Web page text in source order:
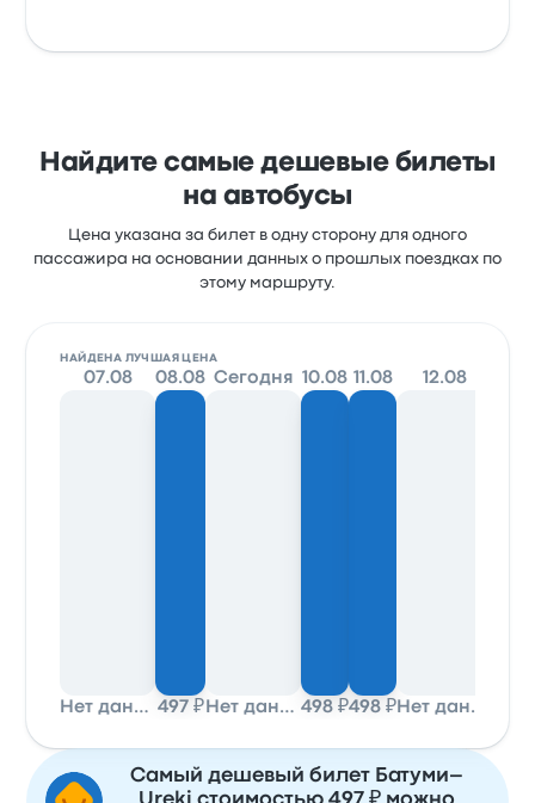
Найдите самые дешевые билеты
на автобусы
Цена указана за билет в одну сторону для одного
пассажира на основании данных о прошлых поездках по
этому маршруту.
НАЙДЕНА ЛУЧШАЯ ЦЕНА
07.08
Нет данных
08.08
497 ₽
Сегодня
Нет данных
10.08
498 ₽
11.08
498 ₽
12.08
Нет данных
Самый дешевый билет Батуми–